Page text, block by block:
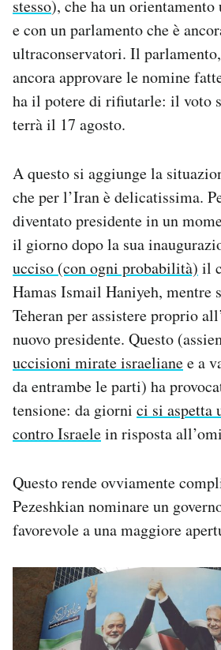
stesso), che ha un
e con un parlamento che è
ultraconservatori. Il
ancora approvare le nomine
ha il potere di rifiutarle: il voto
terrà il 17 agosto.
A questo si aggiunge la
che per l’Iran è delicatissima.
diventato presidente in un
il giorno dopo la sua
ucciso (con ogni probabilità) il
Hamas Ismail Haniyeh, mentre
Teheran per assistere proprio
nuovo presidente. Questo
uccisioni mirate israelianee a
da entrambe le parti) ha
tensione: da giorni ci si aspetta
contro Israelein risposta
Questo rende ovviamente
Pezeshkian nominare un
favorevole a una maggiore